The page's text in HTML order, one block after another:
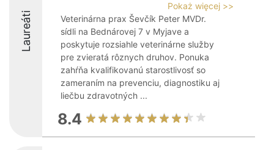
Laureáti
Pokaż więcej >>
Veterinárna prax Ševčík Peter MVDr.
sídli na Bednárovej 7 v Myjave a
poskytuje rozsiahle veterinárne služby
pre zvieratá rôznych druhov. Ponuka
zahŕňa kvalifikovanú starostlivosť so
zameraním na prevenciu, diagnostiku aj
liečbu zdravotných ...
8.4